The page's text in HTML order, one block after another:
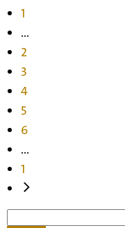
1
...
2
3
4
5
6
...
1